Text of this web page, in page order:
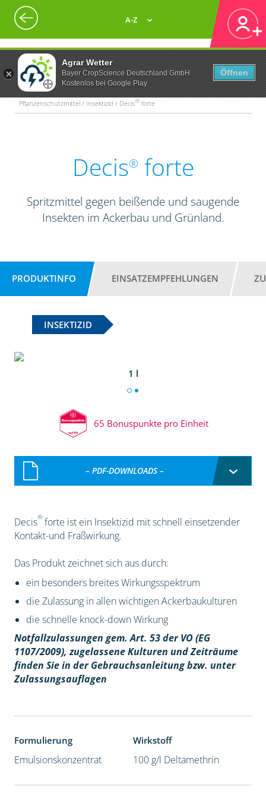
Agrar Wetter
Bayer CropScience Deutschland GmbH
Kostenlos bei Google Play
Öffnen
A-Z
Pflanzenschutzmittel / Insektizid / Decis® forte
Decis® forte
Spritzmittel gegen beißende und saugende
Insekten im Ackerbau und Grünland.
PRODUKTINFO EINSATZEMPFEHLUNGEN
INSEKTIZID
1 l
65 Bonuspunkte pro Einheit
– PDF-DOWNLOADS –
Decis®forte ist ein Insektizid mit schnell einsetzender
Kontakt-und Fraßwirkung.
Das Produkt zeichnet sich aus durch:
ein besonders breites Wirkungsspektrum
die Zulassung in allen wichtigen Ackerbaukulturen
die schnelle knock-down Wirkung
Notfallzulassungen gem. Art. 53 der VO (EG
1107/2009), zugelassene Kulturen und Zeiträume
finden Sie in der Gebrauchsanleitung bzw. unter
Zulassungsauflagen
Formulierung
Emulsionskonzentrat
Wirkstoff
100 g/l Deltamethrin